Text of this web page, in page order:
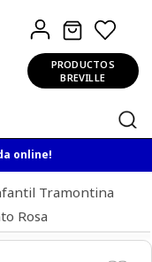
PRODUCTOS
BREVILLE
online!
Tramontina
Rosa